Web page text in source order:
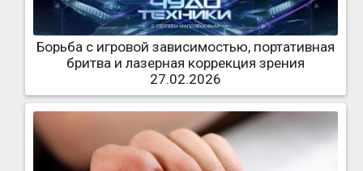
Борьба с игровой зависимостью, портативная
бритва и лазерная коррекция зрения
27.02.2026